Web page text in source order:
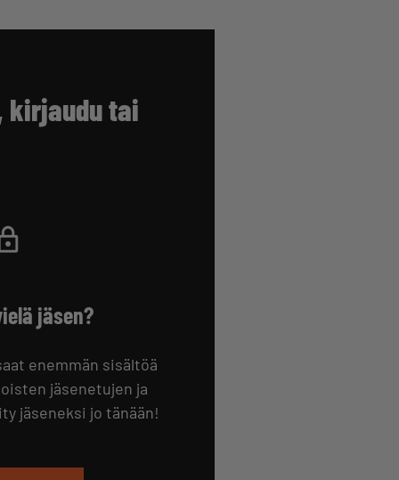
kirjaudu tai
jäsen?
enemmän sisältöä
jäsenetujen ja
jäseneksi jo tänään!